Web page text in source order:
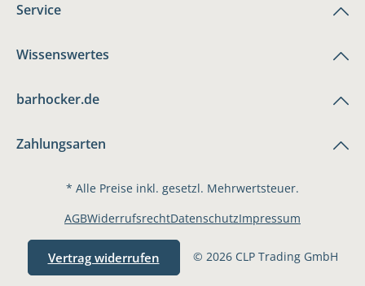
Service
Wissenswertes
barhocker.de
Zahlungsarten
* Alle Preise inkl. gesetzl. Mehrwertsteuer.
Vertrag widerrufen © 2026 CLP Trading GmbH
AGBWiderrufsrechtDatenschutzImpressum